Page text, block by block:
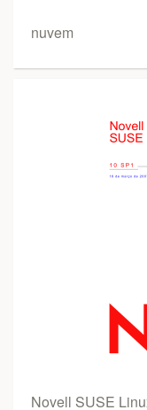
nuvem
Novell SUSE